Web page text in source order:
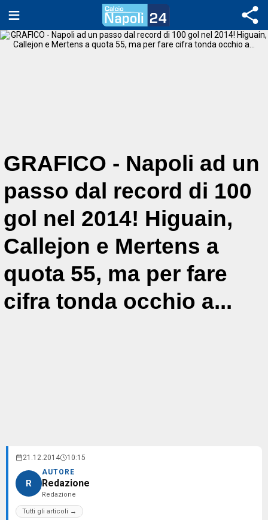
GRAFICO - Napoli ad un
passo dal record di 100
gol nel 2014! Higuain,
Callejon e Mertens a
quota 55, ma per fare
cifra tonda occhio a...
21.12.2014 10:15
R
AUTORE
Redazione
Redazione
Tutti gli articoli →